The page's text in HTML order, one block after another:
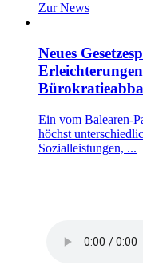
Zur News
Neues
Ein vom Balearen-
höchst
Sozialleistungen, ...